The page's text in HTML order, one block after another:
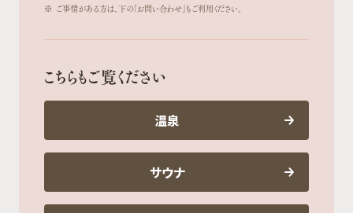
※ ご事情がある方は、下の「お問い合わせ」もご利用ください。
こちらもご覧ください
温泉
サウナ